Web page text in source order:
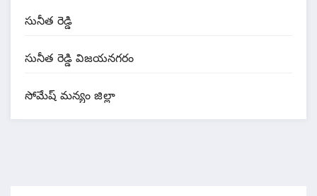
సునీత రెడ్డి
సునీత రెడ్డి విజయనగరం
సోమేష్ మన్యం జిల్లా